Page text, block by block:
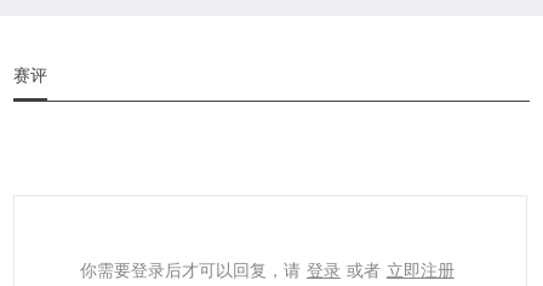
赛评
你需要登录后才可以回复，请 登录 或者 立即注册